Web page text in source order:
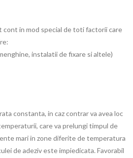
in mod special de toti factorii care
instalatii de fixare si altele)
constanta, in caz contrar va avea loc
care va prelungi timpul de
mari in zone diferite de temperatura
de adeziv este impiedicata. Favorabil